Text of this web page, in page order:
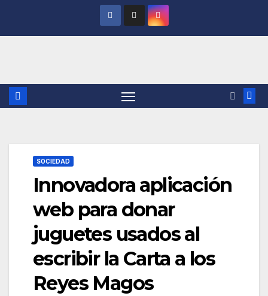
SOCIEDAD
Innovadora aplicación
web para donar
juguetes usados al
escribir la Carta a los
Reyes Magos